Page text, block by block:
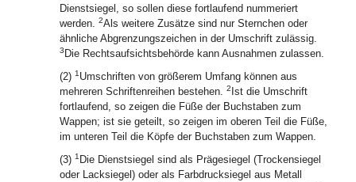
Dienstsiegel, so sollen diese fortlaufend nummeriert
werden. 2Als weitere Zusätze sind nur Sternchen oder
ähnliche Abgrenzungszeichen in der Umschrift zulässig.
3 Die Rechtsaufsichtsbehörde kann Ausnahmen zulassen.
(2) 1Umschriften von größerem Umfang können aus
mehreren Schriftenreihen bestehen. 2 Ist die Umschrift
fortlaufend, so zeigen die Füße der Buchstaben zum
Wappen; ist sie geteilt, so zeigen im oberen Teil die Füße,
im unteren Teil die Köpfe der Buchstaben zum Wappen.
(3) 1 Die Dienstsiegel sind als Prägesiegel (Trockensiegel
oder Lacksiegel) oder als Farbdrucksiegel aus Metall